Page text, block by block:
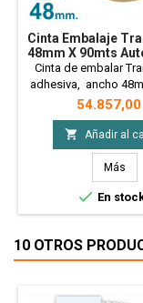
Cinta Embalaje
48mm X 90mts
X36 Uni. PRECIO
Cinta de embalar
adhesiva, ancho
de largo. x 36
Precio
54.857,00
 Añadir al
Más
 En
10 OTROS